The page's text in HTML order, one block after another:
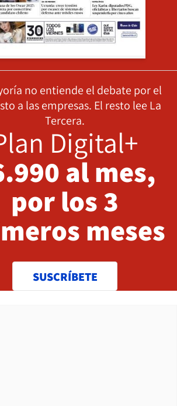
no entiende el debate por el
a las empresas. El resto lee La
Tercera.
Digital+
al mes,
por los 3
meses
SUSCRÍBETE